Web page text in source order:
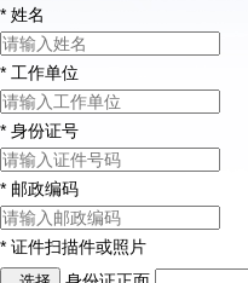
* 姓名
* 工作单位
* 身份证号
* 邮政编码
* 证件扫描件或照片